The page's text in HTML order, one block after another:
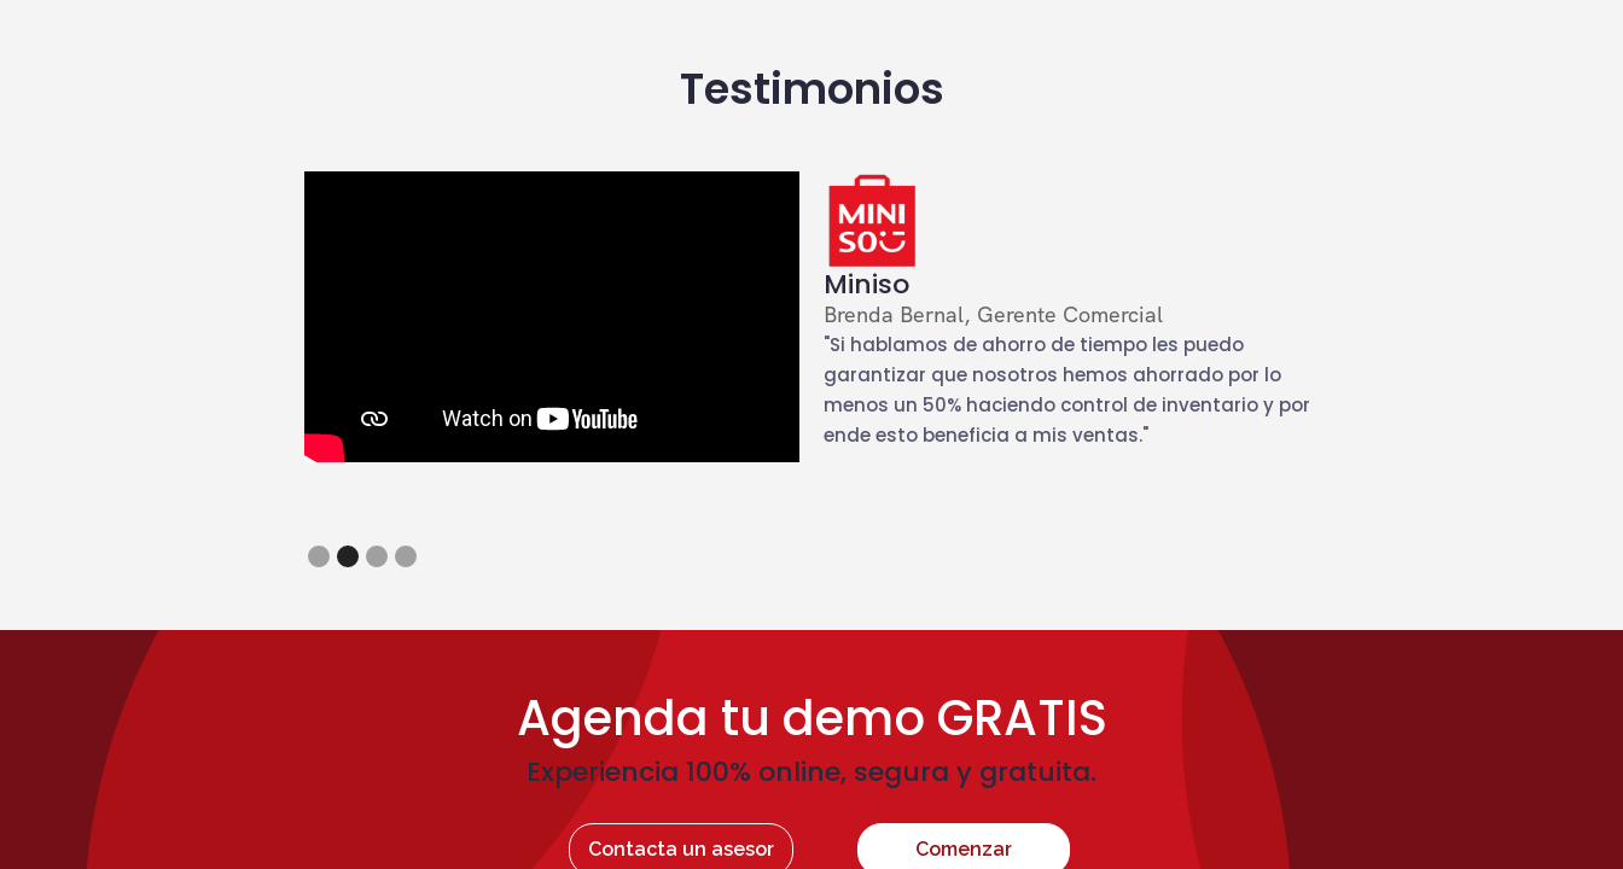
Testimonios
Miniso
Brenda Bernal, Gerente Comercial
"Si hablamos de ahorro de tiempo les puedo
garantizar que nosotros hemos ahorrado por lo
menos un 50% haciendo control de inventario y por
ende esto beneficia a mis ventas."
Slide 2 of 4.
Agenda tu demo GRATIS
Experiencia 100% online, segura y gratuita.
Contacta un asesor Comenzar